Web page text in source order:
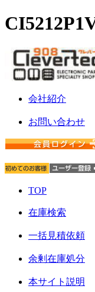
会社紹介
お問い合わせ
TOP
在庫検索
一括見積依頼
余剰在庫処分
本サイト説明